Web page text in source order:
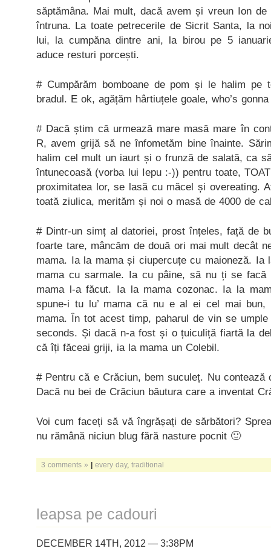
săptămâna. Mai mult, dacă avem și vreun Ion
întruna. La toate petrecerile de Sicrit Santa, la
lui, la cumpăna dintre ani, la birou pe 5
aduce resturi porcești.
# Cumpărăm bomboane de pom și le halim pe
bradul. E ok, agățăm hârtiuțele goale, who’s
# Dacă știm că urmează mare masă mare în
R, avem grijă să ne înfometăm bine înainte.
halim cel mult un iaurt și o frunză de salată, ca
întunecoasă (vorba lui Iepu :-)) pentru toate,
proximitatea lor, se lasă cu măcel și overeating.
toată ziulica, merităm și noi o masă de 4000 de
# Dintr-un simț al datoriei, prost înțeles, față de
foarte tare, mâncăm de două ori mai mult decât
mama. Ia la mama și ciupercuțe cu maioneză. Ia
mama cu sarmale. Ia cu pâine, să nu ți se
mama l-a făcut. Ia la mama cozonac. Ia la
spune-i tu lu’ mama că nu e al ei cel mai bun,
mama. În tot acest timp, paharul de vin se
seconds. Și dacă n-a fost și o țuiculiță fiartă la
că îți făceai griji, ia la mama un Colebil.
# Pentru că e Crăciun, bem suculeț. Nu contează
Dacă nu bei de Crăciun băutura care a inventat
Voi cum faceți să vă îngrășați de sărbători?
nu rămână niciun blug fără nasture pocnit 🙂
3 comments » | every day, traditional
leapsa pe cadouri
DECEMBER 14TH, 2012 — 3:38PM